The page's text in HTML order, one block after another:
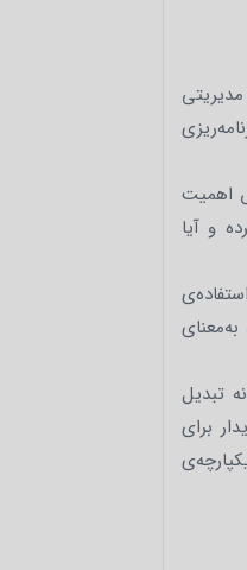
اهمیت
و آیا
تبدیل
برای